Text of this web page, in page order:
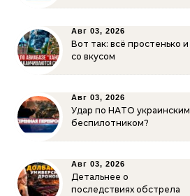
Авг 03, 2026
Вот так: всё простенько и
со вкусом
Авг 03, 2026
Удар по НАТО украинским
беспилотником?
Авг 03, 2026
Детальнее о
последствиях обстрела